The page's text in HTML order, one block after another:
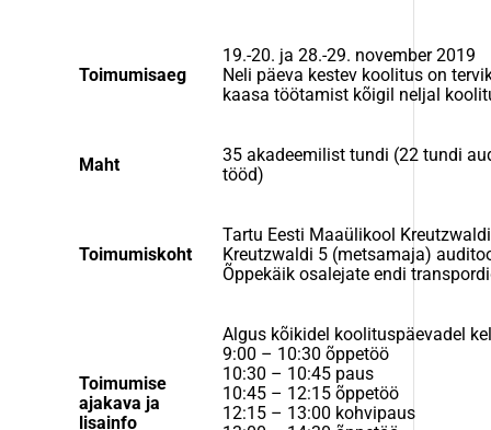
Toimumisaeg
19.-20. ja 28.-29. november 2019
Neli päeva kestev koolitus on
kaasa töötamist kõigil neljal
Maht
35 akadeemilist tundi (22 tundi
tööd)
Toimumiskoht
Tartu Eesti Maaülikool
Kreutzwaldi 5 (metsamaja)
Õppekäik osalejate endi
Toimumise
ajakava ja
lisainfo
Algus kõikidel koolituspäevadel
9:00 – 10:30 õppetöö
10:30 – 10:45 paus
10:45 – 12:15 õppetöö
12:15 – 13:00 kohvipaus